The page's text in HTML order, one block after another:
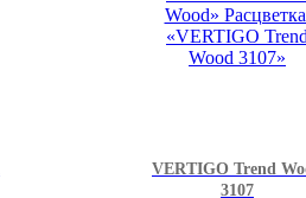
VERTIGO Trend
3107